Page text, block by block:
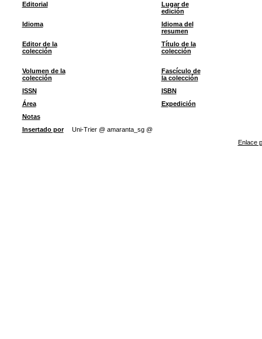
Editorial
Lugar de
edición
Idioma
Idioma del
resumen
Editor de la
colección
Título de la
colección
Volumen de la
colección
Fascículo de
la colección
ISSN
ISBN
Área
Expedición
Notas
Insertado por
Uni-Trier @ amaranta_sg @
Enlace